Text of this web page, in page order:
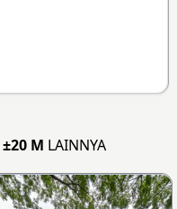
±20 M LAINNYA